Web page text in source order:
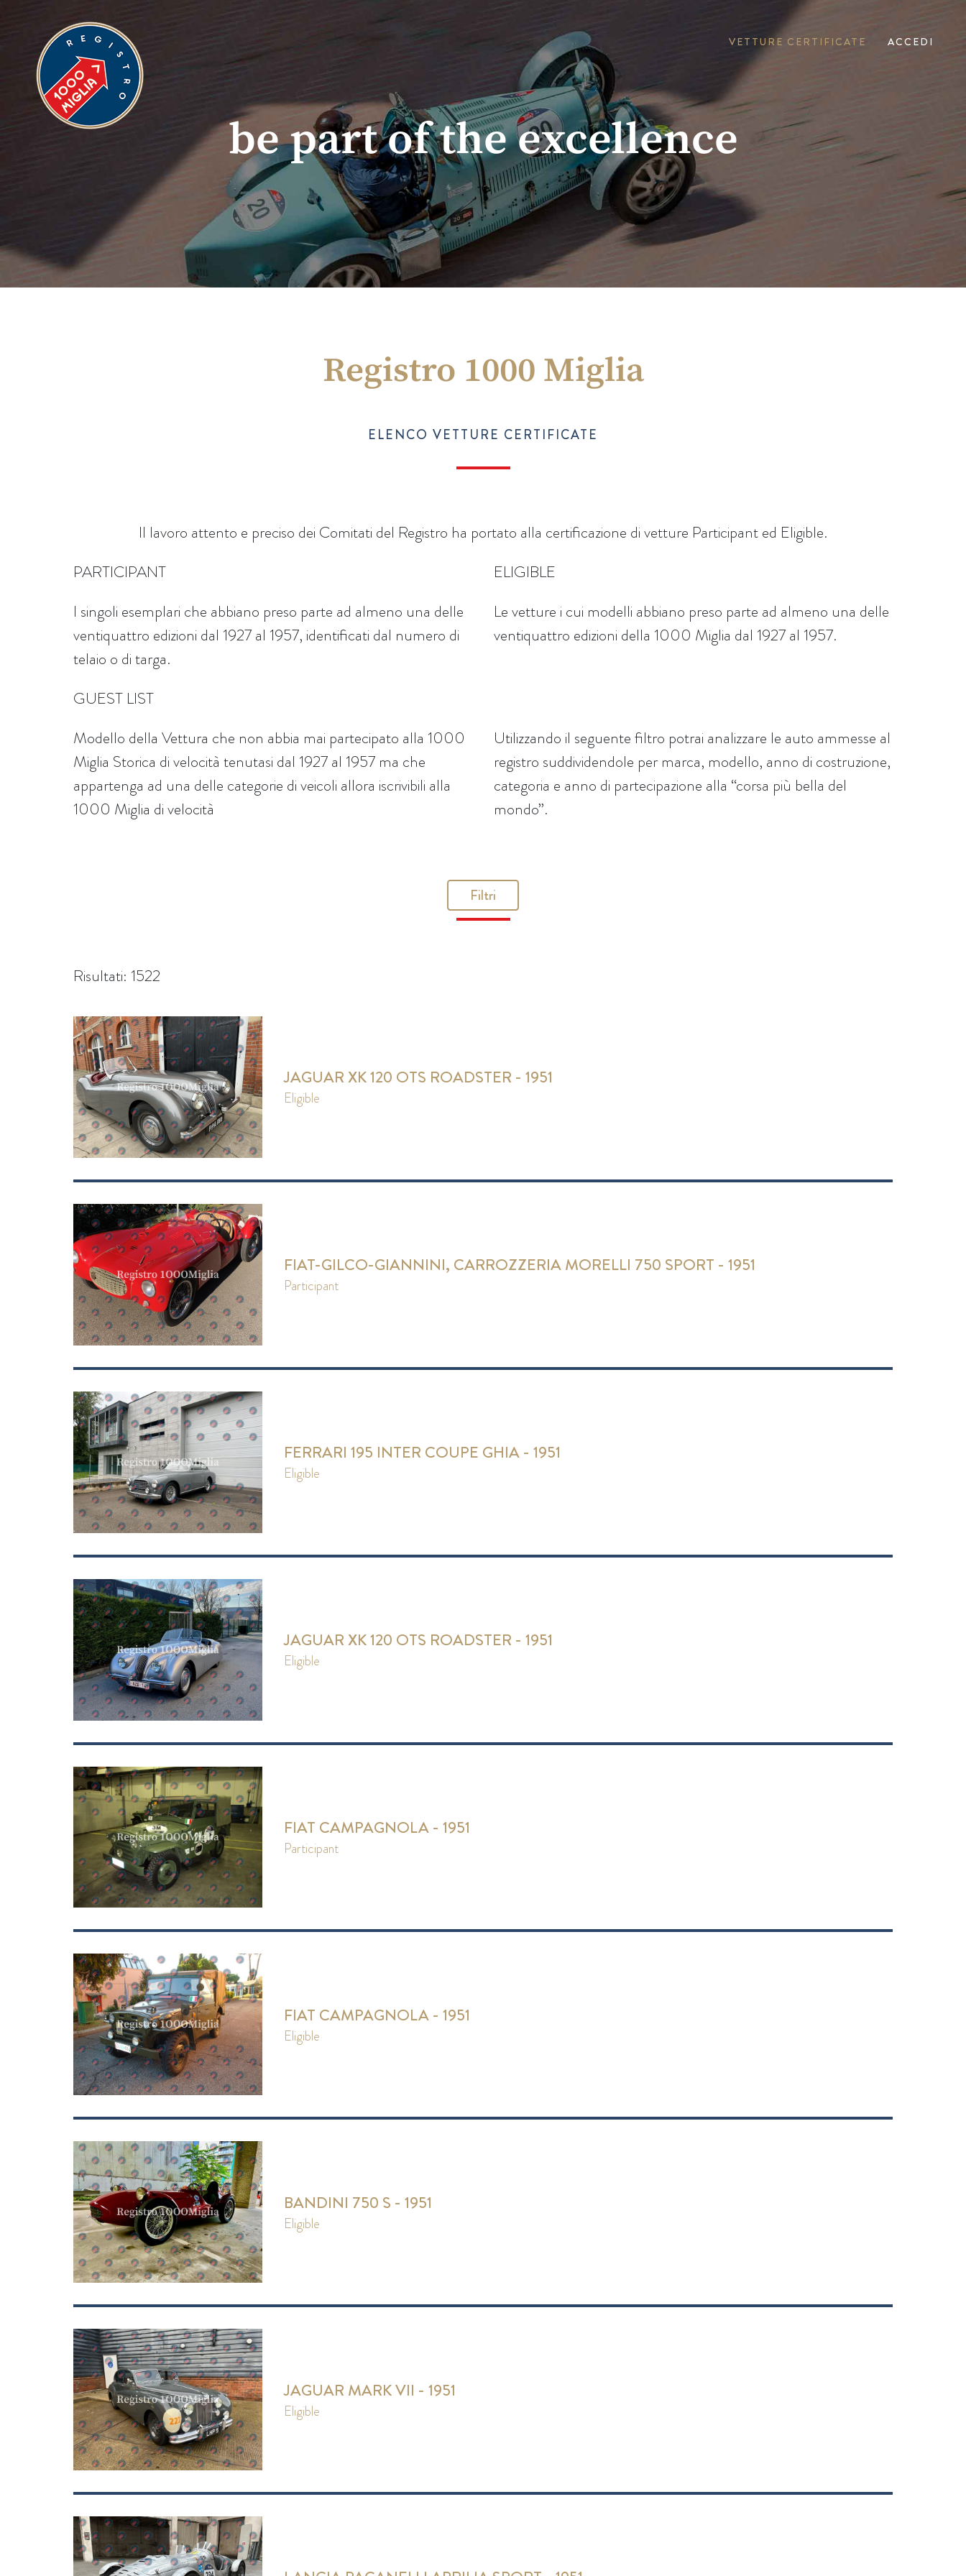
VETTURE CERTIFICATE ACCEDI
be part of the excellence
Registro 1000 Miglia
ELENCO VETTURE CERTIFICATE
Il lavoro attento e preciso dei Comitati del Registro ha portato alla certificazione di vetture Participant ed Eligible.
PARTICIPANT
I singoli esemplari che abbiano preso parte ad almeno una delle
ventiquattro edizioni dal 1927 al 1957, identificati dal numero di
telaio o di targa.
ELIGIBLE
Le vetture i cui modelli abbiano preso parte ad almeno una delle
ventiquattro edizioni della 1000 Miglia dal 1927 al 1957.
GUEST LIST
Modello della Vettura che non abbia mai partecipato alla 1000
Miglia Storica di velocità tenutasi dal 1927 al 1957 ma che
appartenga ad una delle categorie di veicoli allora iscrivibili alla
1000 Miglia di velocità
Utilizzando il seguente filtro potrai analizzare le auto ammesse al
registro suddividendole per marca, modello, anno di costruzione,
categoria e anno di partecipazione alla “corsa più bella del
mondo”.
Filtri
Risultati: 1522
JAGUAR XK 120 OTS ROADSTER - 1951
eligible
FIAT-GILCO-GIANNINI, CARROZZERIA MORELLI 750 SPORT - 1951
participant
FERRARI 195 INTER COUPE GHIA - 1951
eligible
JAGUAR XK 120 OTS ROADSTER - 1951
eligible
FIAT CAMPAGNOLA - 1951
participant
FIAT CAMPAGNOLA - 1951
eligible
BANDINI 750 S - 1951
eligible
JAGUAR MARK VII - 1951
eligible